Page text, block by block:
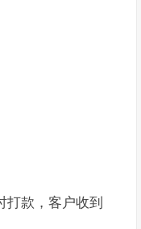
打款，客户收到